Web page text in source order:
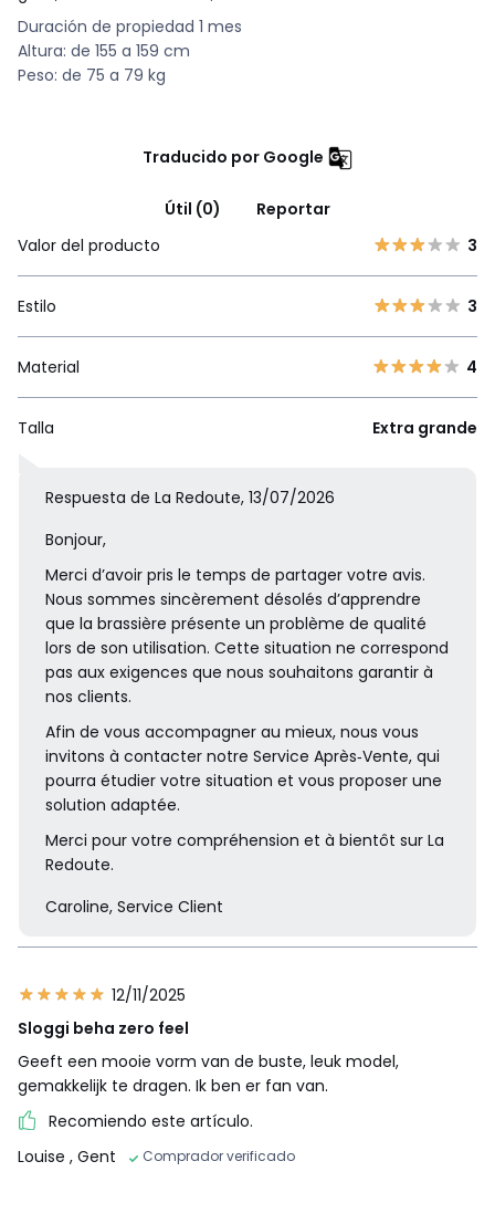
Duración de propiedad 1 mes
Altura: de 155 a 159 cm
Peso: de 75 a 79 kg
Traducido por Google
Útil (0)
Reportar
Valor del producto
3
Estilo 3
Material 4
Talla Extra grande
Respuesta de La Redoute, 13/07/2026
Bonjour,
Merci d’avoir pris le temps de partager votre avis.
Nous sommes sincèrement désolés d’apprendre
que la brassière présente un problème de qualité
lors de son utilisation. Cette situation ne correspond
pas aux exigences que nous souhaitons garantir à
nos clients.
Afin de vous accompagner au mieux, nous vous
invitons à contacter notre Service Après‑Vente, qui
pourra étudier votre situation et vous proposer une
solution adaptée.
Merci pour votre compréhension et à bientôt sur La
Redoute.
Caroline, Service Client
12/11/2025
Sloggi beha zero feel
Geeft een mooie vorm van de buste, leuk model,
gemakkelijk te dragen. Ik ben er fan van.
Recomiendo este artículo.
Louise , Gent Comprador verificado